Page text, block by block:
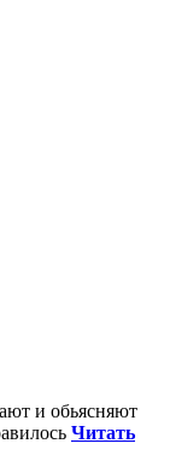
и обьясняют
Читать